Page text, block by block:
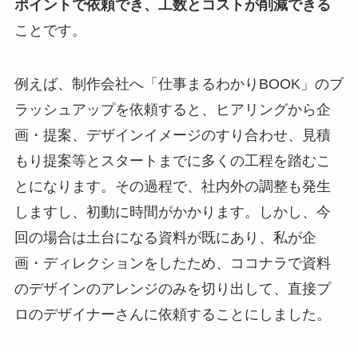
ポイントで依頼でき、工数とコストが削減できる
ことです。
例えば、制作会社へ「仕事まるわかりBOOK」のブ
ラッシュアップを依頼すると、ヒアリングから企
画・提案、デザインイメージのすり合わせ、見積
もり提案等とスタートまでに多くの工程を踏むこ
とになります。その過程で、社内外の調整も発生
しますし、初動に時間がかかります。しかし、今
回の場合は土台になる資料が既にあり、私が企
画・ディレクションをしたため、ココナラで資料
のデザインのアレンジのみを切り出して、直接プ
ロのデザイナーさんに依頼することにしました。